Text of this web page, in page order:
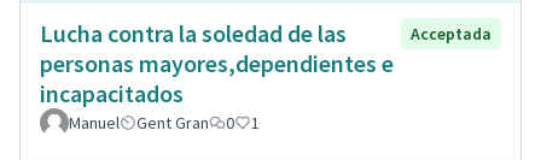
Lucha contra la soledad de las
personas mayores,dependientes e
incapacitados
Acceptada
Manuel Gent Gran 0 1